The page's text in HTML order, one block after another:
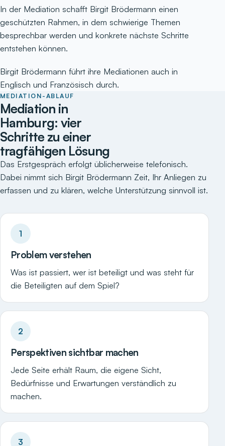
In der Mediation schafft Birgit Brödermann einen
geschützten Rahmen, in dem schwierige Themen
besprechbar werden und konkrete nächste Schritte
entstehen können.
Birgit Brödermann führt ihre Mediationen auch in
Englisch und Französisch durch.
MEDIATION-ABLAUF
Mediation in
Hamburg: vier
Schritte zu einer
tragfähigen Lösung
Das Erstgespräch erfolgt üblicherweise telefonisch.
Dabei nimmt sich Birgit Brödermann Zeit, Ihr Anliegen zu
erfassen und zu klären, welche Unterstützung sinnvoll ist.
1
Problem verstehen
Was ist passiert, wer ist beteiligt und was steht für
die Beteiligten auf dem Spiel?
2
Perspektiven sichtbar machen
Jede Seite erhält Raum, die eigene Sicht,
Bedürfnisse und Erwartungen verständlich zu
machen.
3